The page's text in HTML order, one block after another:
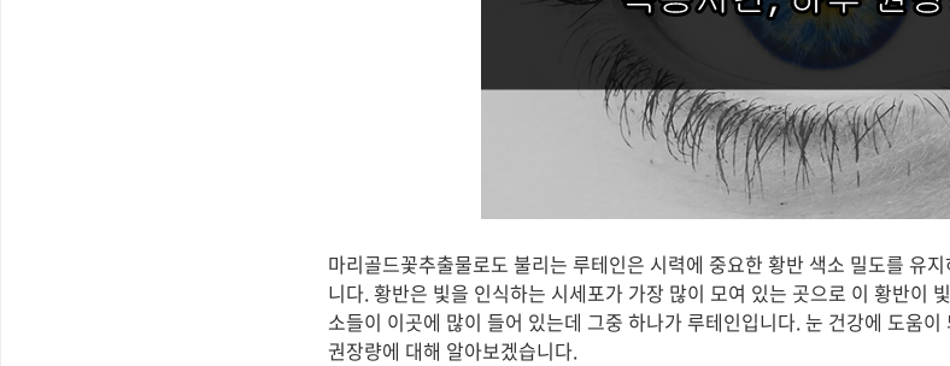
마리골드꽃추출물로도 불리는 루테인은 시력에 중요한 황반 색소 밀도를 유
니다. 황반은 빛을 인식하는 시세포가 가장 많이 모여 있는 곳으로 이 황반이
소들이 이곳에 많이 들어 있는데 그중 하나가 루테인입니다. 눈 건강에 도움
권장량에 대해 알아보겠습니다.